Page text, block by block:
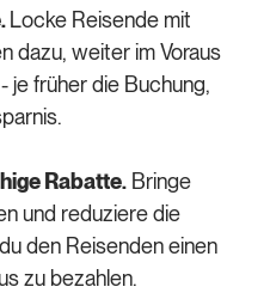
Locke Reisende mit
dazu, weiter im Voraus
je früher die Buchung,
Rabatte. Bringe
und reduziere die
den Reisenden einen
zu bezahlen.